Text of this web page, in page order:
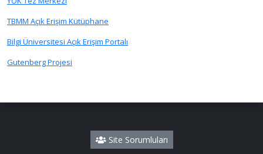
TBMM Açık Erişim Kütüphane
Bilgi Üniversitesi Açık Erişim Portalı
Gutenberg Projesi
Site Sorumluları